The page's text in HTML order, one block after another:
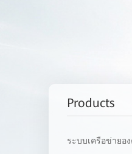
Products
ระบบเครือข่ายอ